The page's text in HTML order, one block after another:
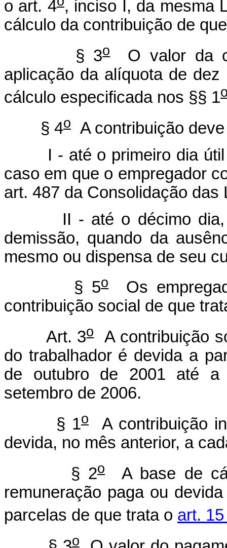
o art. 4 , inciso I, da mesma
cálculo da contribuição de
§ 3oO valor da
aplicação da alíquota de
cálculo especificada nos §§ 1
§ 4o
A contribuição
I - até o primeiro dia útil
caso em que o empregador
art. 487 da Consolidação das
II - até o décimo dia,
demissão, quando da
mesmo ou dispensa de seu
§ 5oOs
contribuição social de que
Art. 3oA contribuição
do trabalhador é devida a
de outubro de 2001 até a
setembro de 2006.
§ 1o
A contribuição
devida, no mês anterior, a
§ 2o
A base de
remuneração paga ou
parcelas de que trata o art.
o